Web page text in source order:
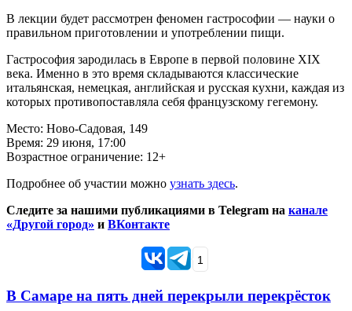
В лекции будет рассмотрен феномен гастрософии — науки о
правильном приготовлении и употреблении пищи.
Гастрософия зародилась в Европе в первой половине XIX
века. Именно в это время складываются классические
итальянская, немецкая, английская и русская кухни, каждая из
которых противопоставляла себя французскому гегемону.
Место: Ново-Садовая, 149
Время: 29 июня, 17:00
Возрастное ограничение: 12+
Подробнее об участии можно узнать здесь.
Следите за нашими публикациями в Telegram на канале
«Другой город» и ВКонтакте
1
В Самаре на пять дней перекрыли перекрёсток